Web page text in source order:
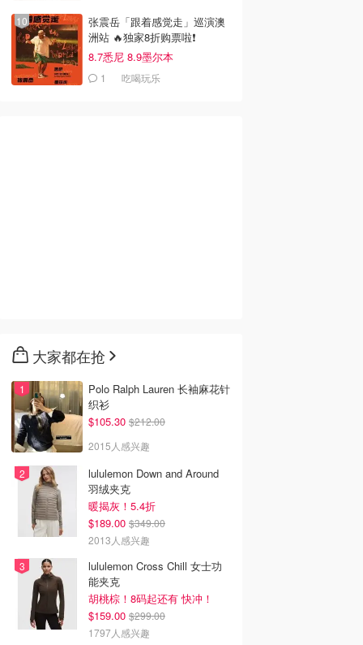
张震岳「跟着感觉走」巡演澳
洲站 🔥独家8折购票啦❗️
8.7悉尼 8.9墨尔本
1 吃喝玩乐
大家都在抢
Polo Ralph Lauren 长袖麻花针
织衫
$105.30 $212.00
2015人感兴趣
lululemon Down and Around
羽绒夹克
暖揭灰！5.4折
$189.00 $349.00
2013人感兴趣
lululemon Cross Chill 女士功
能夹克
胡桃棕！8码起还有 快冲！
$159.00 $299.00
1797人感兴趣